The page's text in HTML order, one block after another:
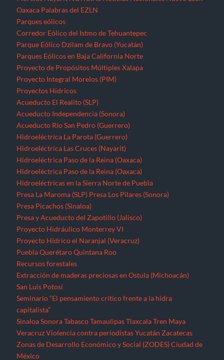
Oaxaca Palabras del EZLN
Parques eólicos
Corredor Eólico del Istmo de Tehuantepec
Parque Eólico Dzilam de Bravo (Yucatán)
Parques Eólicos en Baja California Norte
Proyecto de Propósitos Múltiples Xalapa
Proyecto Integral Morelos (PIM)
Proyectos Hídricos
Acueducto El Realito (SLP)
Acueducto Independencia (Sonora)
Acueducto Río San Pedro (Guerrero)
Hidroeléctrica La Parota (Guerrero)
Hidroeléctrica Las Cruces (Nayarit)
Hidroeléctrica Paso de la Reina (Oaxaca)
Hidroeléctrica Paso de la Reina (Oaxaca)
Hidroeléctricas en la Sierra Norte de Puebla
Presa La Maroma (SLP) Presa Los Pilares (Sonora)
Presa Picachos (Sinaloa)
Presa y Acueducto del Zapotillo (Jalisco)
Proyecto Hidráulico Monterrey VI
Proyecto Hídrico el Naranjal (Veracruz)
Puebla Querétaro Quintana Roo
Recursos forestales
Extracción de maderas preciosas en Ostula (Michoacán)
San Luis Potosí
Seminario “El pensamiento crítico frente a la hidra
capitalista”
Sinaloa Sonora Tabasco Tamaulipas Tlaxcala Tren Maya
Veracruz Violencia contra periodistas Yucatán Zacatecas
Zonas de Desarrollo Económico y Social (ZODES) Ciudad de
México